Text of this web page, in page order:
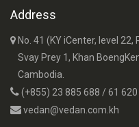
Address
No. 41 (KY iCenter, level
Svay Prey 1, Khan
Cambodia.
(+855) 23 885 688 / 61 620
vedan@vedan.com.kh